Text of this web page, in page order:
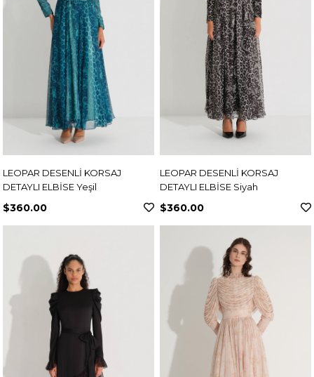
LEOPAR DESENLİ KORSAJ
DETAYLI ELBİSE Yeşil
$360.00
LEOPAR DESENLİ KORSAJ
DETAYLI ELBİSE Siyah
$360.00